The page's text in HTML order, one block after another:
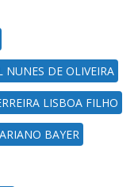
NUNES DE OLIVEIRA
LISBOA FILHO
BAYER